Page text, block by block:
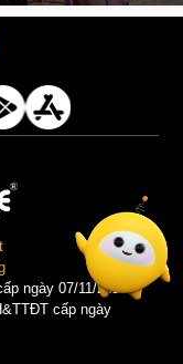
Những cô nàng nóng bỏng Boa Hancock, Nico Robin, Nami, Yamato hay Perona được AI vẽ lại dưới hình thức Cosplay cực kỳ chuẩn chỉnh.
ngày 07/11/2025 |
cấp ngày